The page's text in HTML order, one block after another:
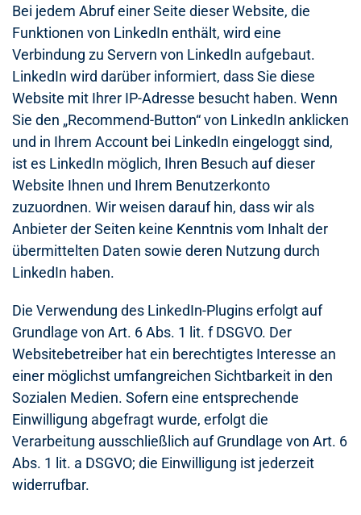
Bei jedem Abruf einer Seite dieser Website, die
Funktionen von LinkedIn enthält, wird eine
Verbindung zu Servern von LinkedIn aufgebaut.
LinkedIn wird darüber informiert, dass Sie diese
Website mit Ihrer IP-Adresse besucht haben. Wenn
Sie den „Recommend-Button“ von LinkedIn anklicken
und in Ihrem Account bei LinkedIn eingeloggt sind,
ist es LinkedIn möglich, Ihren Besuch auf dieser
Website Ihnen und Ihrem Benutzerkonto
zuzuordnen. Wir weisen darauf hin, dass wir als
Anbieter der Seiten keine Kenntnis vom Inhalt der
übermittelten Daten sowie deren Nutzung durch
LinkedIn haben.
Die Verwendung des LinkedIn-Plugins erfolgt auf
Grundlage von Art. 6 Abs. 1 lit. f DSGVO. Der
Websitebetreiber hat ein berechtigtes Interesse an
einer möglichst umfangreichen Sichtbarkeit in den
Sozialen Medien. Sofern eine entsprechende
Einwilligung abgefragt wurde, erfolgt die
Verarbeitung ausschließlich auf Grundlage von Art. 6
Abs. 1 lit. a DSGVO; die Einwilligung ist jederzeit
widerrufbar.